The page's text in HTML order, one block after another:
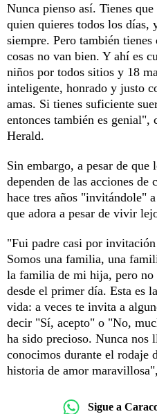
Nunca pienso así. Tienes
quien quieres todos los días,
siempre. Pero también
cosas no van bien. Y ahí es
niños por todos sitios y 18
inteligente, honrado y justo
amas. Si tienes suficiente
entonces también es
Herald.
Sin embargo, a pesar de
dependen de las acciones
hace tres años "invitándole"
que adora a pesar de vivir
"Fui padre casi por
Somos una familia, una
la familia de mi hija, pero
desde el primer día. Esta es
vida: a veces te invita a
decir "Sí, acepto" o "No,
ha sido precioso. Nunca nos
conocimos durante el rodaje
historia de amor
Sigue a